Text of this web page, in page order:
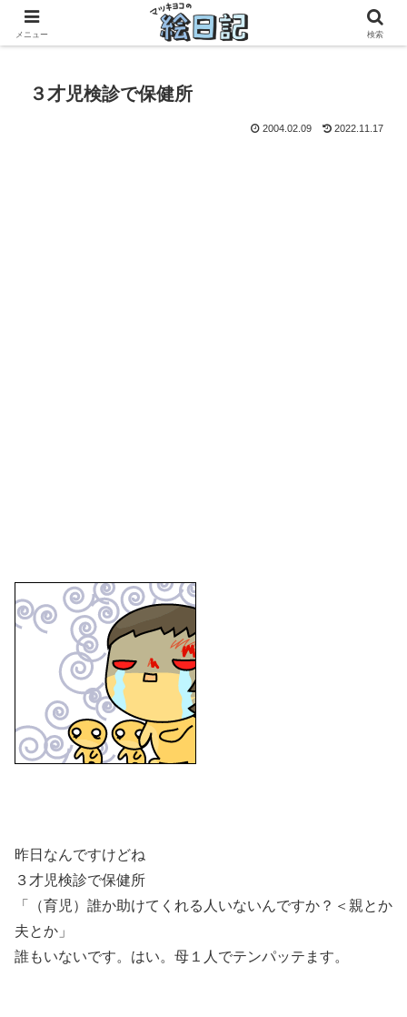
滋賀に移住した50代元主婦、フリーランス×パートの毎日
３才児検診で保健所
2004.02.09 2022.11.17
昨日なんですけどね
３才児検診で保健所
「（育児）誰か助けてくれる人いないんですか？＜親とか
夫とか」
誰もいないです。はい。母１人でテンパッテます。
メニュー 検索